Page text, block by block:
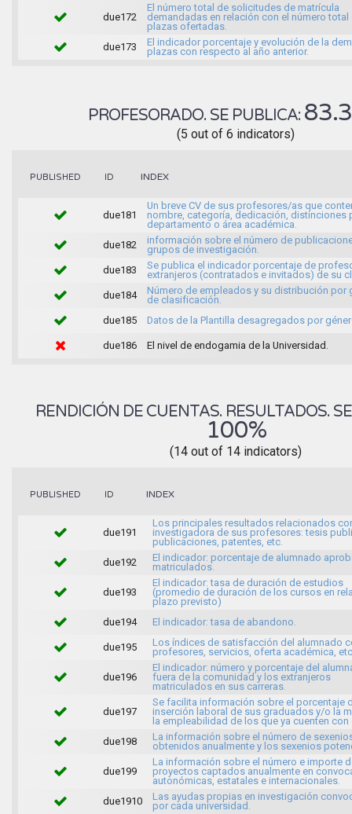
due172
El número total de solicitudes de matrícula
demandadas en relación con el número total
plazas ofertadas.
due173
El indicador porcentaje y evolución de la
plazas con respecto al año anterior.
PROFESORADO. SE PUBLICA:
(5 out of 6 indicators)
PUBLISHED ID INDEX
due181
Un breve CV de sus profesores/as que
nombre, categoría, dedicación, distinciones
departamento o área académica.
due182
información sobre el número de
grupos de investigación.
due183
Se publica el indicador porcentaje de
extranjeros (contratados e invitados) de su
due184
Número de empleados y su distribución por
de clasificación.
due185
Datos de la Plantilla desagregados por
due186 El nivel de endogamia de la Universidad.
RENDICIÓN DE CUENTAS. RESULTADOS.
100%
(14 out of 14 indicators)
PUBLISHED ID INDEX
due191
Los principales resultados relacionados
investigadora de sus profesores: tesis
publicaciones, patentes, etc.
due192
El indicador: porcentaje de alumnado
matriculados.
due193
El indicador: tasa de duración de estudios
(promedio de duración de los cursos en
plazo previsto)
due194
El indicador: tasa de abandono.
due195
Los índices de satisfacción del alumnado
profesores, servicios, oferta académica,
due196
El indicador: número y porcentaje del
fuera de la comunidad y los extranjeros
matriculados en sus carreras.
due197
Se facilita información sobre el porcentaje
inserción laboral de sus graduados y/o la
la empleabilidad de los que ya cuenten con
due198
La información sobre el número de
obtenidos anualmente y los sexenios
due199
La información sobre el número e importe
proyectos captados anualmente en
autonómicas, estatales e internacionales.
due1910
Las ayudas propias en investigación
por cada universidad.